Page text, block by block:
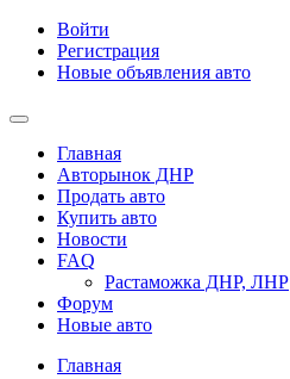
Войти
Регистрация
Новые объявления авто
Главная
Авторынок ДНР
Продать авто
Купить авто
Новости
FAQ
Растаможка ДНР, ЛНР
Форум
Новые авто
Главная